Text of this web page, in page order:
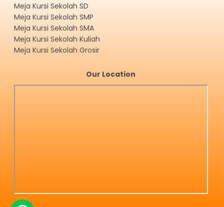
Meja Kursi Sekolah SD
Meja Kursi Sekolah SMP
Meja Kursi Sekolah SMA
Meja Kursi Sekolah Kuliah
Meja Kursi Sekolah Grosir
Our Location